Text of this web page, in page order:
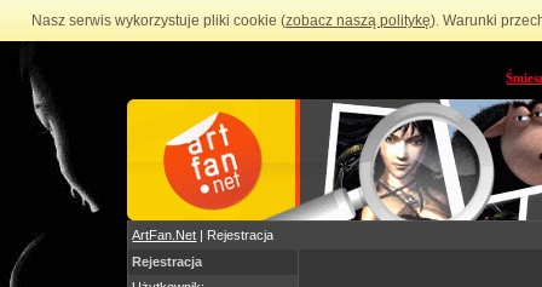
Nasz serwis wykorzystuje pliki cookie (zobacz naszą politykę). Warunki
ArtFan.Net | Rejestracja
Rejestracja